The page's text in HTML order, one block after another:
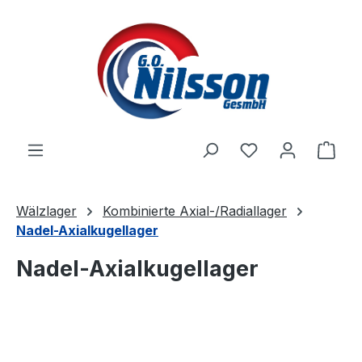
Zum Hauptinhalt springen
Wälzlager
Kombinierte Axial-/Radiallager
Nadel-Axialkugellager
Nadel-Axialkugellager